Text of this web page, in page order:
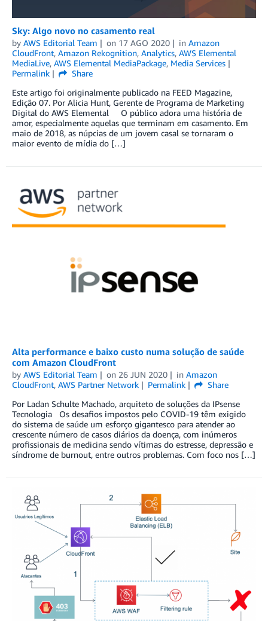
Sky: Algo novo no casamento real
by AWS Editorial Team on 17 AGO 2020 in Amazon
CloudFront, Amazon Rekognition, Analytics, AWS Elemental
MediaLive, AWS Elemental MediaPackage, Media Services
Permalink
Share
Este artigo foi originalmente publicado na FEED Magazine,
Edição 07. Por Alicia Hunt, Gerente de Programa de Marketing
Digital do AWS Elemental O público adora uma história de
amor, especialmente aquelas que terminam em casamento. Em
maio de 2018, as núpcias de um jovem casal se tornaram o
maior evento de mídia do […]
Alta performance e baixo custo numa solução de saúde
com Amazon CloudFront
by AWS Editorial Team on 26 JUN 2020 in Amazon
CloudFront, AWS Partner Network Permalink
Share
Por Ladan Schulte Machado, arquiteto de soluções da IPsense
Tecnologia Os desafios impostos pelo COVID-19 têm exigido
do sistema de saúde um esforço gigantesco para atender ao
crescente número de casos diários da doença, com inúmeros
profissionais de medicina sendo vítimas do estresse, depressão e
síndrome de burnout, entre outros problemas. Com foco nos […]